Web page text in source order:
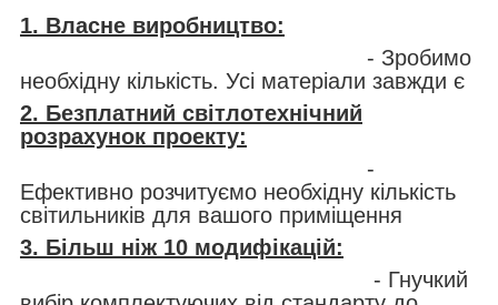
1. Власне виробництво:
- Зробимо
необхідну кількість. Усі матеріали завжди є
2. Безплатний світлотехнічний
розрахунок проекту:
-
Ефективно розчитуємо необхідну кількість
світильників для вашого приміщення
3. Більш ніж 10 модифікацій:
- Гнучкий